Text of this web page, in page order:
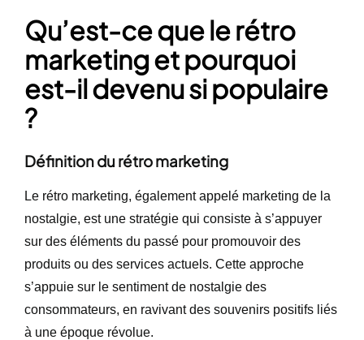
Qu’est-ce que le rétro
marketing et pourquoi
est-il devenu si populaire
?
Définition du rétro marketing
Le rétro marketing, également appelé marketing de la
nostalgie, est une stratégie qui consiste à s’appuyer
sur des éléments du passé pour promouvoir des
produits ou des services actuels. Cette approche
s’appuie sur le sentiment de nostalgie des
consommateurs, en ravivant des souvenirs positifs liés
à une époque révolue.